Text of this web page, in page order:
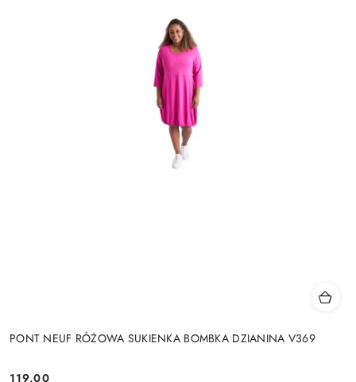
PONT NEUF RÓŻOWA SUKIENKA BOMBKA DZIANINA V369
119.00